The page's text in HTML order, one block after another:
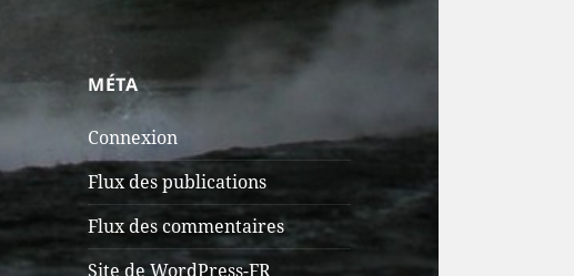
MÉTA
Connexion
Flux des publications
Flux des commentaires
Site de WordPress-FR